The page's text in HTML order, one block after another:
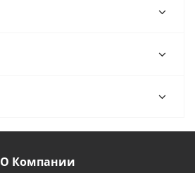
О Компании